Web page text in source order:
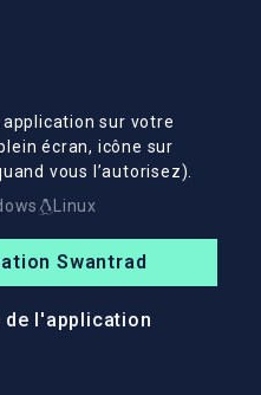
sur votre
écran, icône sur
vous l’autorisez).
Linux
Swantrad
de l'application